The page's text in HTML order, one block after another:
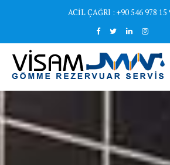
ACİL ÇAĞRI : +90 546 978 15